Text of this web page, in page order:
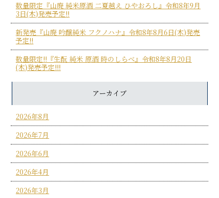
数量限定『山廃 純米原酒 二夏越え ひやおろし』令和8年9月
3日(木)発売予定!!
新発売『山廃 吟醸純米 フクノハナ』令和8年8月6日(木)発売
予定!!
数量限定!!『生酛 純米 原酒 時のしらべ』令和8年8月20日
(木)発売予定!!!
アーカイブ
2026年8月
2026年7月
2026年6月
2026年4月
2026年3月